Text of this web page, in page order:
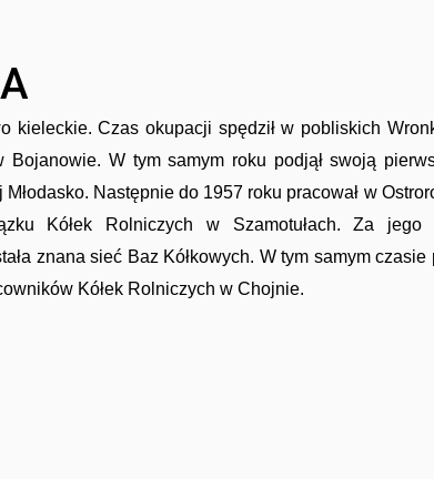
kieleckie. Czas okupacji spędził w pobliskich
Bojanowie. W tym samym roku podjął swoją
Następnie do 1957 roku pracował w
Kółek Rolniczych w Szamotułach. Za
znana sieć Baz Kółkowych. W tym samym czasie
Kółek Rolniczych w Chojnie.